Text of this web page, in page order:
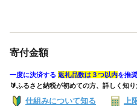
寄付金額
一度に決済する 返礼品数は３つ以内を推
🔰ふるさと納税が初めての方、詳しく知
仕組みについて知る 上